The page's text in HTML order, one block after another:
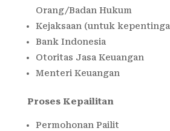
Orang/Badan Hukum
Kejaksaan (untuk
Bank Indonesia
Otoritas Jasa Keuangan
Menteri Keuangan
Proses Kepailitan
Permohonan Pailit